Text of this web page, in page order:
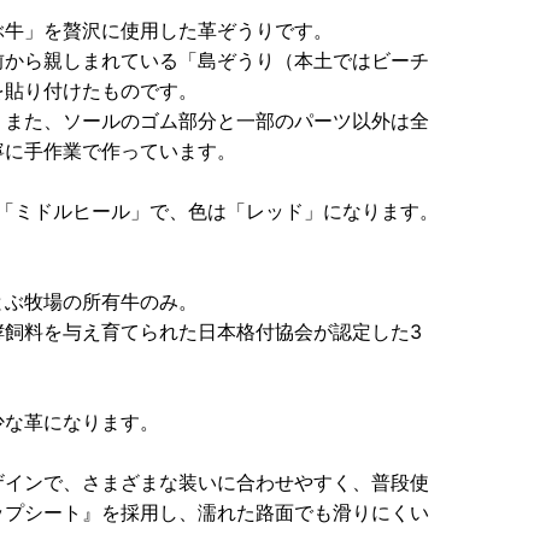
」を贅沢に使用した革ぞうりです。
ら親しまれている「島ぞうり（本土ではビーチ
り付けたものです。
た、ソールのゴム部分と一部のパーツ以外は全
手作業で作っています。
ドルヒール」で、色は「レッド」になります。
牧場の所有牛のみ。
料を与え育てられた日本格付協会が認定した3
革になります。
ンで、さまざまな装いに合わせやすく、普段使
シート』を採用し、濡れた路面でも滑りにくい